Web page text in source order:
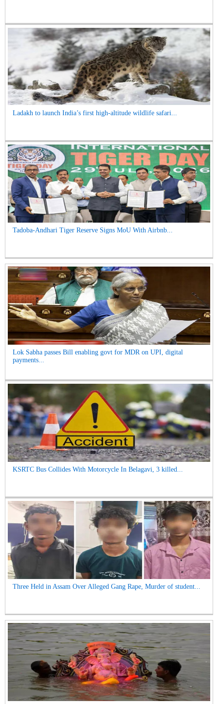
Ladakh to launch India’s first high-altitude wildlife safari...
Tadoba-Andhari Tiger Reserve Signs MoU With Airbnb...
Lok Sabha passes Bill enabling govt for MDR on UPI, digital
payments...
KSRTC Bus Collides With Motorcycle In Belagavi, 3 killed...
Three Held in Assam Over Alleged Gang Rape, Murder of student...